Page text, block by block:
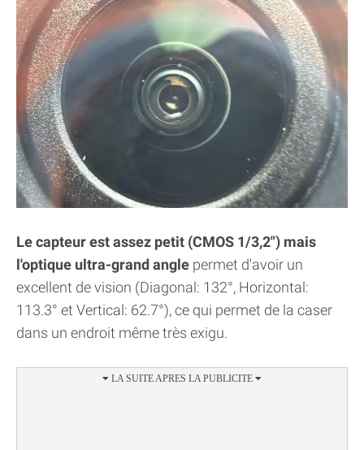
Le capteur est assez petit (CMOS 1/3,2") mais
l'optique ultra-grand angle permet d'avoir un
excellent de vision (Diagonal: 132°, Horizontal:
113.3° et Vertical: 62.7°), ce qui permet de la caser
dans un endroit même très exigu.